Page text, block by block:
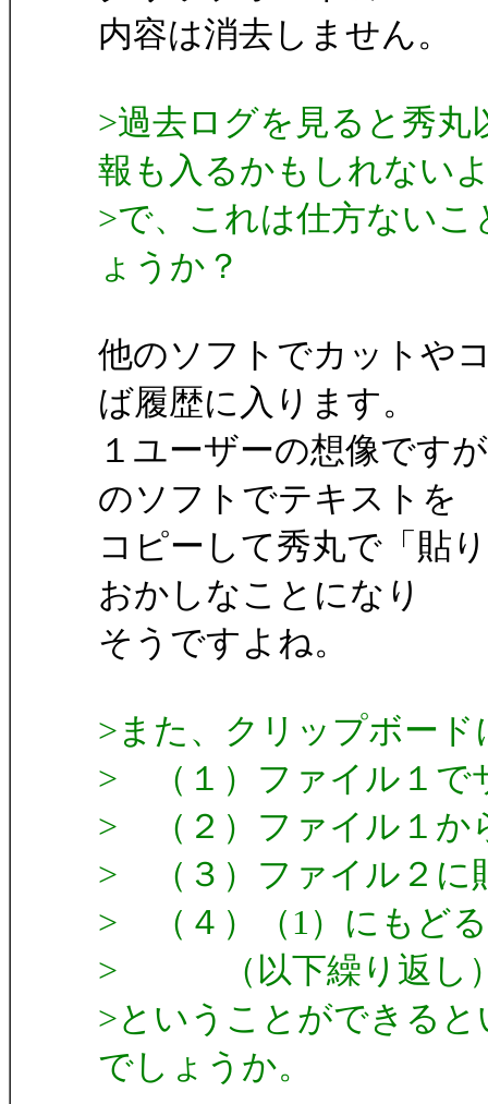
内容は消去しません。
>過去ログを見ると秀
報も入るかもしれない
>で、これは仕方ない
ょうか？
他のソフトでカットや
ば履歴に入ります。
１ユーザーの想像です
のソフトでテキストを
コピーして秀丸で「貼
おかしなことになり
そうですよね。
>また、クリップボー
> （１）ファイル１で
> （２）ファイル１か
> （３）ファイル２に
> （４）（1）にもどる
> （以下繰り返し
>ということができる
でしょうか。